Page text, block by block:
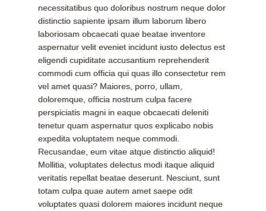
necessitatibus quo doloribus nostrum neque dolor
distinctio sapiente ipsam illum laborum libero
laboriosam obcaecati quae beatae inventore
aspernatur velit eveniet incidunt iusto delectus est
eligendi cupiditate accusantium reprehenderit
commodi cum officia qui quas illo consectetur rem
vel amet quasi? Maiores, porro, ullam,
doloremque, officia nostrum culpa facere
perspiciatis magni in eaque obcaecati deleniti
tenetur quam aspernatur quos explicabo nobis
expedita voluptatem neque commodi.
Recusandae, eum vitae atque distinctio aliquid!
Mollitia, voluptates delectus modi itaque aliquid
veritatis repellat beatae deserunt. Nesciunt, sunt
totam culpa quae autem amet saepe odit
voluptates quasi dolorem maiores incidunt neque